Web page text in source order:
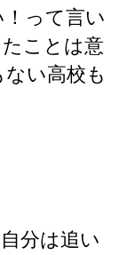
って言い
ことは意
い高校も
分は追い